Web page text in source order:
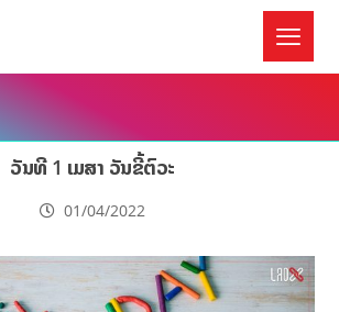
ວັນທີ 1 ເມສາ ວັນຂີ້ຕົວະ
01/04/2022